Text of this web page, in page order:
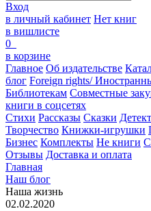
Вход
в личный кабинет Нет книг
в вишлисте
0
в корзине
Главное Об издательстве
блог Foreign rights/
Библиотекам Совместные
книги в соцсетях
Стихи Рассказы Сказки
Творчество Книжки-игрушки
Бизнес Комплекты Не книги
Отзывы Доставка и оплата
Главная
Наш блог
Наша жизнь
02.02.2020